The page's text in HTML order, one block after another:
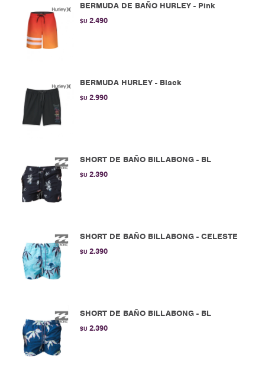
BERMUDA DE BAÑO HURLEY - Pink
$U 2.490
BERMUDA HURLEY - Black
$U 2.990
SHORT DE BAÑO BILLABONG - BL
$U 2.390
SHORT DE BAÑO BILLABONG - CELESTE
$U 2.390
SHORT DE BAÑO BILLABONG - BL
$U 2.390